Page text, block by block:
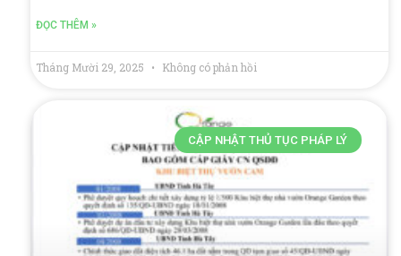
ĐỌC THÊM »
Tháng Mười 29, 2025 Không có phản hồi
CẬP NHẬT THỦ TỤC PHÁP LÝ